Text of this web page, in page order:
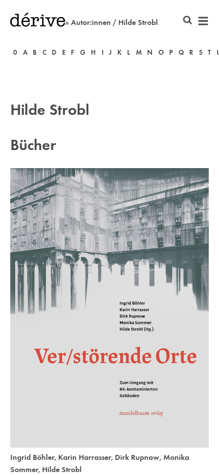
» Autor:innen / Hilde Strobl
0 A B C D E F G H I J K L M N O P Q R S T
Hilde Strobl
Bücher
Ingrid Böhler, Karin Harrasser, Dirk Rupnow,Monika
Sommer, Hilde Strobl